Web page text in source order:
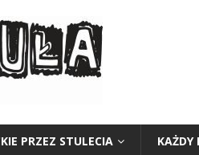
PRZEZ STULECIA KAŻDY